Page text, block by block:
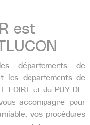
est
départements de
les départements de
LOIRE et du PUY-DE-
accompagne pour
vos procédures